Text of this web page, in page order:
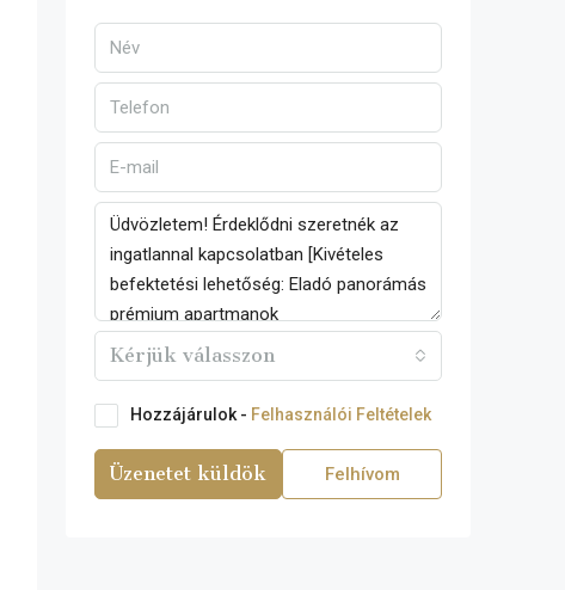
Kérjük válasszon
Hozzájárulok - Felhasználói Feltételek
Üzenetet küldök Felhívom